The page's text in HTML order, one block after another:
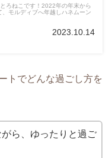
ろねこです！2022年の年末から
モルディブへ年越しハネムーン
2023.10.14
トでどんな過ごし方を
ら、ゆったりと過ご